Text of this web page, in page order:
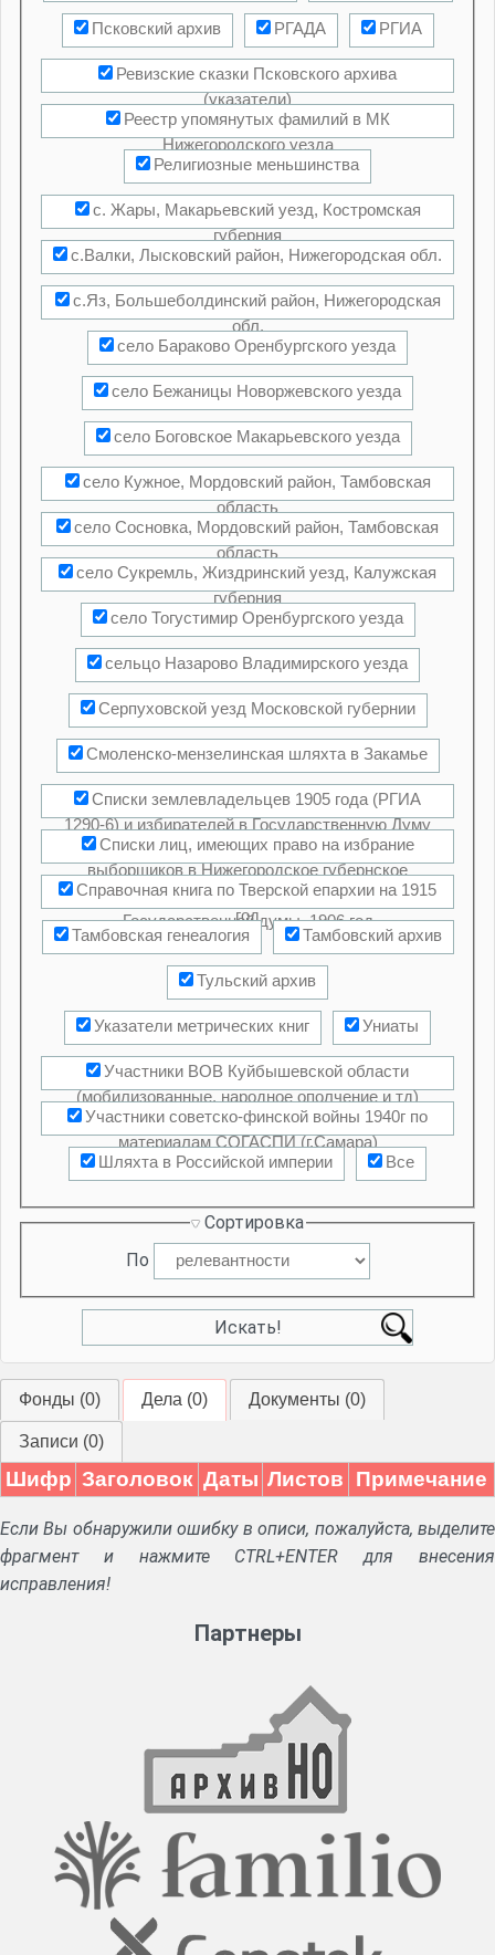
Псковский архив РГАДА РГИА
Ревизские сказки Псковского архива
(указатели)
Реестр упомянутых фамилий в МК
Нижегородского уезда
Религиозные меньшинства
с. Жары, Макарьевский уезд, Костромская
губерния
с.Валки, Лысковский район, Нижегородская обл.
с.Яз, Большеболдинский район, Нижегородская
обл.
село Бараково Оренбургского уезда
село Бежаницы Новоржевского уезда
село Боговское Макарьевского уезда
село Кужное, Мордовский район, Тамбовская
область
село Сосновка, Мордовский район, Тамбовская
область
село Сукремль, Жиздринский уезд, Калужская
губерния
село Тогустимир Оренбургского уезда
сельцо Назарово Владимирского уезда
Серпуховской уезд Московской губернии
Смоленско-мензелинская шляхта в Закамье
Списки землевладельцев 1905 года (РГИА
1290-6) и избирателей в Государственную Думу
(РГИА 1327-1)
Списки лиц, имеющих право на избрание
выборщиков в Нижегородское губернское
избирательное собрание для избрания членов
Государственной думы, 1906 год
Справочная книга по Тверской епархии на 1915
год
Тамбовская генеалогия
Тамбовский архив
Тульский архив
Указатели метрических книг Униаты
Участники ВОВ Куйбышевской области
(мобилизованные, народное ополчение и тд)
Участники советско-финской войны 1940г по
материалам СОГАСПИ (г.Самара)
Шляхта в Российской империи
Все
Сортировка
По
Фонды (0) Дела (0) Документы (0)
Записи (0)
Шифр Заголовок Даты Листов Примечание
Если Вы обнаружили ошибку в описи, пожалуйста, выделите
фрагмент и нажмите CTRL+ENTER для внесения
исправления!
Партнеры